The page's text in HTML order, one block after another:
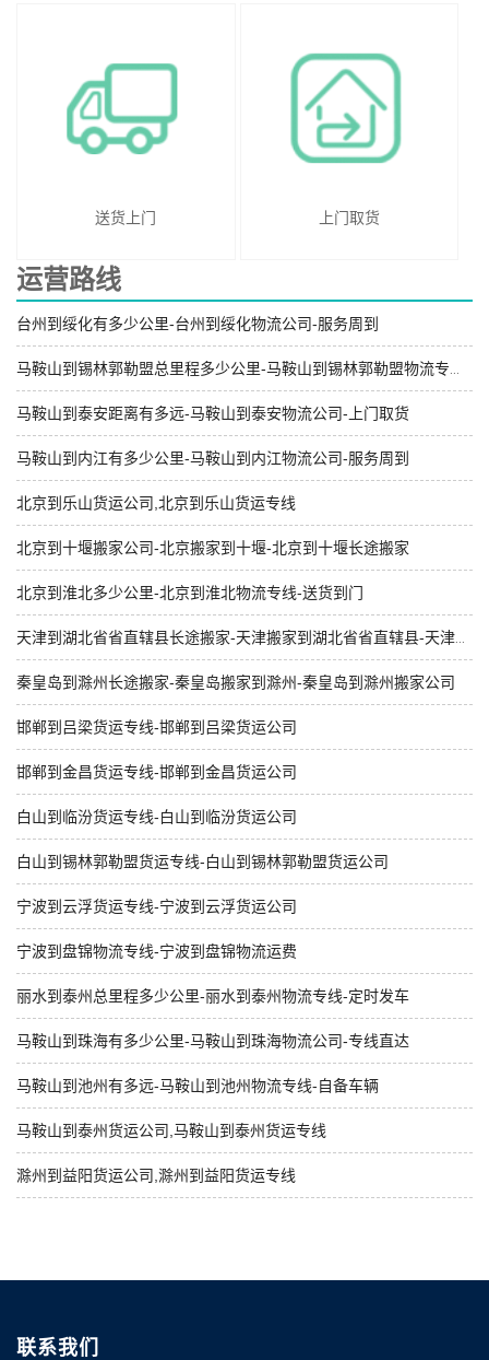
送货上门 上门取货
运营路线
台州到绥化有多少公里-台州到绥化物流公司-服务周到
马鞍山到泰安距离有多远-马鞍山到泰安物流公司-上门取货
马鞍山到内江有多少公里-马鞍山到内江物流公司-服务周到
北京到乐山货运公司,北京到乐山货运专线
北京到十堰搬家公司-北京搬家到十堰-北京到十堰长途搬家
北京到淮北多少公里-北京到淮北物流专线-送货到门
秦皇岛到滁州长途搬家-秦皇岛搬家到滁州-秦皇岛到滁州搬家公司
邯郸到吕梁货运专线-邯郸到吕梁货运公司
邯郸到金昌货运专线-邯郸到金昌货运公司
白山到临汾货运专线-白山到临汾货运公司
白山到锡林郭勒盟货运专线-白山到锡林郭勒盟货运公司
宁波到云浮货运专线-宁波到云浮货运公司
宁波到盘锦物流专线-宁波到盘锦物流运费
丽水到泰州总里程多少公里-丽水到泰州物流专线-定时发车
马鞍山到珠海有多少公里-马鞍山到珠海物流公司-专线直达
马鞍山到池州有多远-马鞍山到池州物流专线-自备车辆
马鞍山到泰州货运公司,马鞍山到泰州货运专线
滁州到益阳货运公司,滁州到益阳货运专线
联系我们